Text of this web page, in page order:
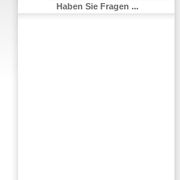
Haben Sie Fragen ...